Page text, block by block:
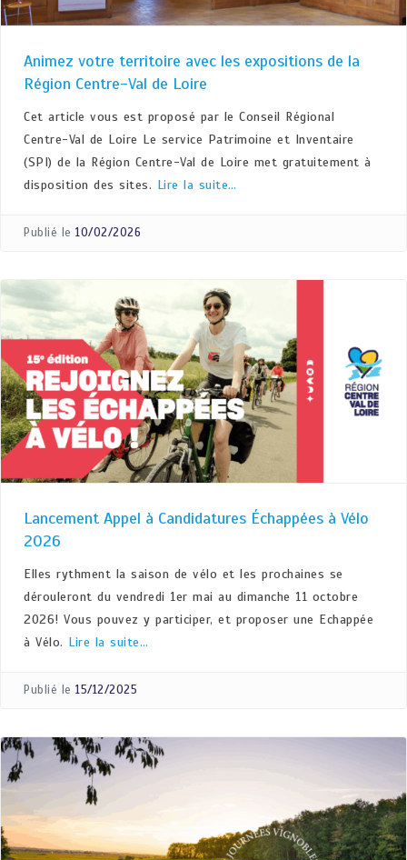
Animez votre territoire avec les expositions de la
Région Centre-Val de Loire
Cet article vous est proposé par le Conseil Régional
Centre-Val de Loire Le service Patrimoine et Inventaire
(SPI) de la Région Centre-Val de Loire met gratuitement à
disposition des sites. Lire la suite…
Publié le 10/02/2026
Lancement Appel à Candidatures Échappées à Vélo
2026
Elles rythment la saison de vélo et les prochaines se
dérouleront du vendredi 1er mai au dimanche 11 octobre
2026! Vous pouvez y participer, et proposer une Echappée
à Vélo. Lire la suite…
Publié le 15/12/2025